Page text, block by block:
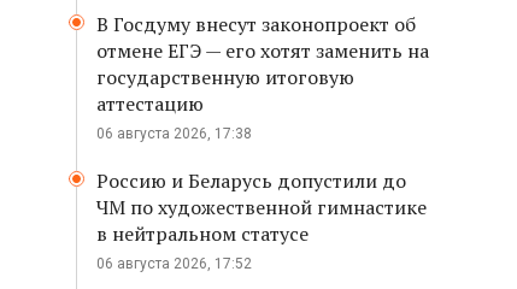
В Госдуму внесут законопроект об
отмене ЕГЭ — его хотят заменить на
государственную итоговую
аттестацию
06 августа 2026, 17:38
Россию и Беларусь допустили до
ЧМ по художественной гимнастике
в нейтральном статусе
06 августа 2026, 17:52